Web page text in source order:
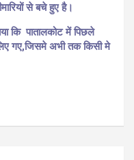
से बचे हुए है।
कि पातालकोट में पिछले
गए,जिसमे अभी तक किसी मे